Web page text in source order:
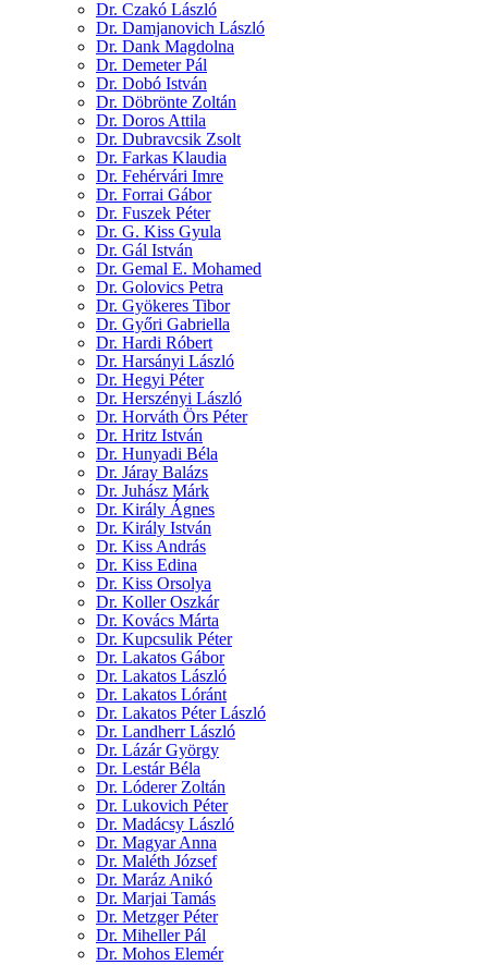
Dr. Czakó László
Dr. Damjanovich László
Dr. Dank Magdolna
Dr. Demeter Pál
Dr. Dobó István
Dr. Döbrönte Zoltán
Dr. Doros Attila
Dr. Dubravcsik Zsolt
Dr. Farkas Klaudia
Dr. Fehérvári Imre
Dr. Forrai Gábor
Dr. Fuszek Péter
Dr. G. Kiss Gyula
Dr. Gál István
Dr. Gemal E. Mohamed
Dr. Golovics Petra
Dr. Gyökeres Tibor
Dr. Győri Gabriella
Dr. Hardi Róbert
Dr. Harsányi László
Dr. Hegyi Péter
Dr. Herszényi László
Dr. Horváth Örs Péter
Dr. Hritz István
Dr. Hunyadi Béla
Dr. Járay Balázs
Dr. Juhász Márk
Dr. Király Ágnes
Dr. Király István
Dr. Kiss András
Dr. Kiss Edina
Dr. Kiss Orsolya
Dr. Koller Oszkár
Dr. Kovács Márta
Dr. Kupcsulik Péter
Dr. Lakatos Gábor
Dr. Lakatos László
Dr. Lakatos Lóránt
Dr. Lakatos Péter László
Dr. Landherr László
Dr. Lázár György
Dr. Lestár Béla
Dr. Lóderer Zoltán
Dr. Lukovich Péter
Dr. Madácsy László
Dr. Magyar Anna
Dr. Maléth József
Dr. Maráz Anikó
Dr. Marjai Tamás
Dr. Metzger Péter
Dr. Miheller Pál
Dr. Mohos Elemér